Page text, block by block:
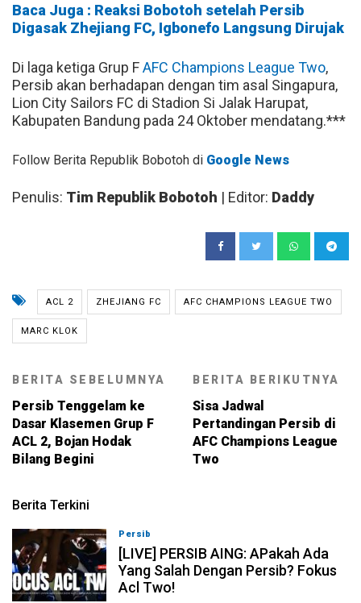
Baca Juga : Reaksi Bobotoh setelah Persib
Digasak Zhejiang FC, Igbonefo Langsung Dirujak
Di laga ketiga Grup FAFC Champions League Two,
Persib akan berhadapan dengan tim asal Singapura,
Lion City Sailors FC di Stadion Si Jalak Harupat,
Kabupaten Bandung pada 24 Oktober mendatang.***
Follow Berita Republik Bobotoh di Google News
Penulis: Tim Republik Bobotoh | Editor: Daddy
ACL 2 ZHEJIANG FC AFC CHAMPIONS LEAGUE TWO
MARC KLOK
BERITA SEBELUMNYA
Persib Tenggelam ke
Dasar Klasemen Grup F
ACL 2, Bojan Hodak
Bilang Begini
BERITA BERIKUTNYA
Sisa Jadwal
Pertandingan Persib di
AFC Champions League
Two
Berita Terkini
Persib
[LIVE] PERSIB AING: APakah Ada
Yang Salah Dengan Persib? Fokus
Acl Two!